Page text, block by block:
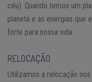
céu). Quando temos um
planeta e as energias que
forte para nossa vida.
RELOCAÇÃO
Utilizamos a relocação